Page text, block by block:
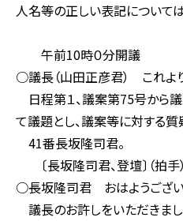
人名等の正しい表記については
午前10時０分開議
○議長（山田正彦君） これよ
日程第１、議案第75号から
て議題とし、議案等に対する
41番長坂隆司君。
〔長坂隆司君、登壇〕（拍手）
○長坂隆司君 おはようござい
議長のお許しをいただきまし